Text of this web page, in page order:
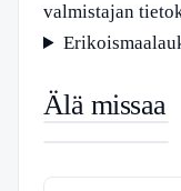
valmistajan
Älä missaa
10 – Tarkka
ennuste,
Inkeri
Hyvönen –